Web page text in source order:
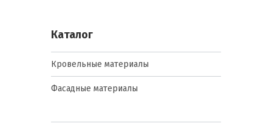
Каталог
Кровельные материалы
Фасадные материалы